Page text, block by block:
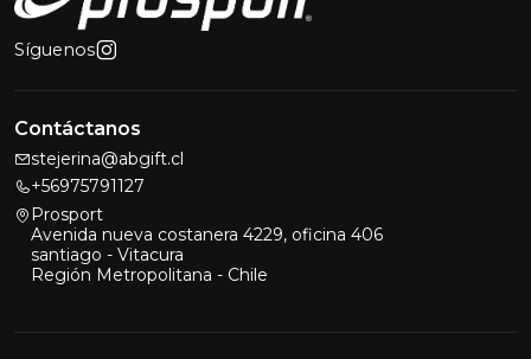
Síguenos
Contáctanos
stejerina@abgift.cl
+56975791127
Prosport
Avenida nueva costanera 4229, oficina 406
santiago - Vitacura
Región Metropolitana - Chile